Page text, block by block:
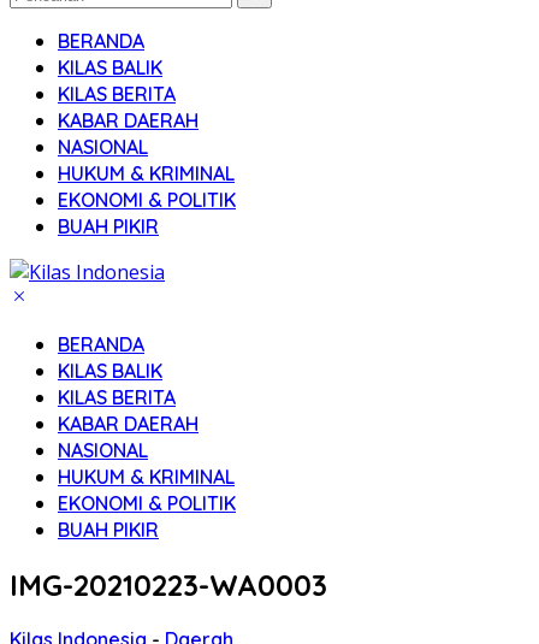
BERANDA
KILAS BALIK
KILAS BERITA
KABAR DAERAH
NASIONAL
HUKUM & KRIMINAL
EKONOMI & POLITIK
BUAH PIKIR
BERANDA
KILAS BALIK
KILAS BERITA
KABAR DAERAH
NASIONAL
HUKUM & KRIMINAL
EKONOMI & POLITIK
BUAH PIKIR
IMG-20210223-WA0003
Kilas Indonesia - Daerah